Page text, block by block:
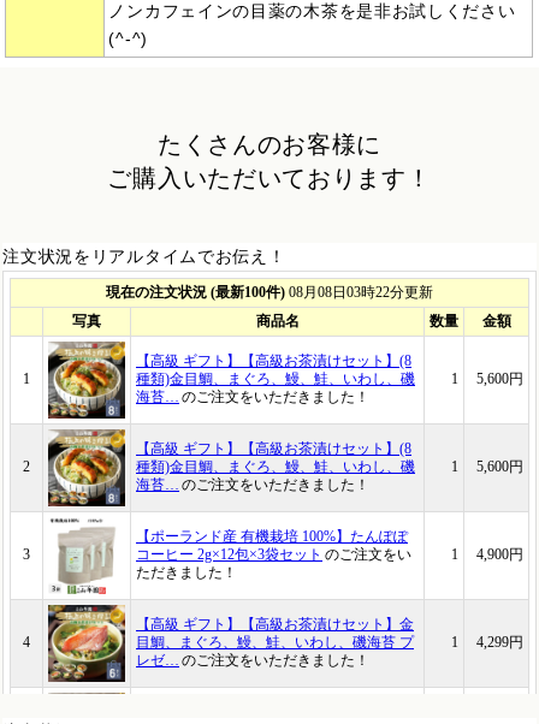
ノンカフェインの目薬の木茶を是非お試しください
(^-^)
たくさんのお客様に
ご購入いただいております！
注文状況をリアルタイムでお伝え！